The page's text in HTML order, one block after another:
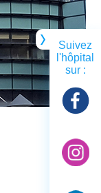
Suivez
l'hôpital
sur :